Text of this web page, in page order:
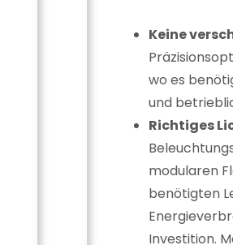
Keine
wo es
und
Richtiges
modularen
benötigten
Investition.